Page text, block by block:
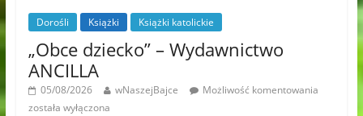
Dorośli Książki Książki katolickie
„Obce dziecko” – Wydawnictwo
ANCILLA
05/08/2026 wNaszejBajce
Możliwość komentowania
została wyłączona